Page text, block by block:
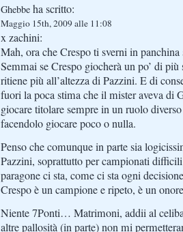
Ghebbe ha scritto:
Maggio 15th, 2009 alle 11:08
x zachini:
Mah, ora che Crespo ti sverni in
Semmai se Crespo giocherà un po’ di
ritiene più all’altezza di Pazzini. E di
fuori la poca stima che il mister aveva di
giocare titolare sempre in un ruolo
facendolo giocare poco o nulla.
Penso che comunque in parte sia
Pazzini, soprattutto per campionati
paragone ci sta, come ci sta ogni
Crespo è un campione e ripeto, è un
Niente 7Ponti… Matrimoni, addii al
altre pallosità (in parte) non mi